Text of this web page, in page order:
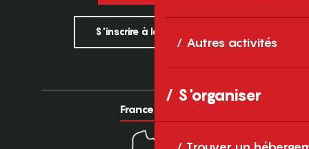
Autres activités
S'organiser
S'inscrire à la newsletter
France